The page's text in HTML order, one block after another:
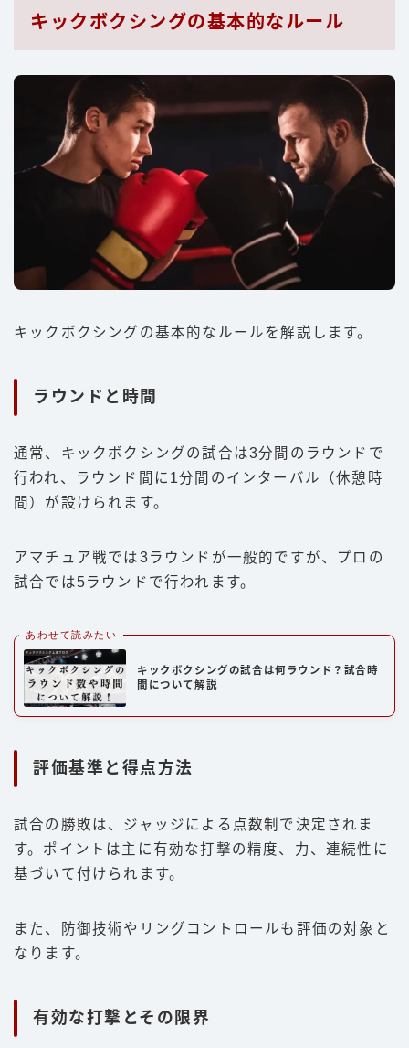
キックボクシングの基本的なルール
キックボクシングの基本的なルールを解説します。
ラウンドと時間
通常、キックボクシングの試合は3分間のラウンドで
行われ、ラウンド間に1分間のインターバル（休憩時
間）が設けられます。
アマチュア戦では3ラウンドが一般的ですが、プロの
試合では5ラウンドで行われます。
あわせて読みたい
キックボクシングの試合は何ラウンド？試合時
間について解説
評価基準と得点方法
試合の勝敗は、ジャッジによる点数制で決定されま
す。ポイントは主に有効な打撃の精度、力、連続性に
基づいて付けられます。
また、防御技術やリングコントロールも評価の対象と
なります。
有効な打撃とその限界